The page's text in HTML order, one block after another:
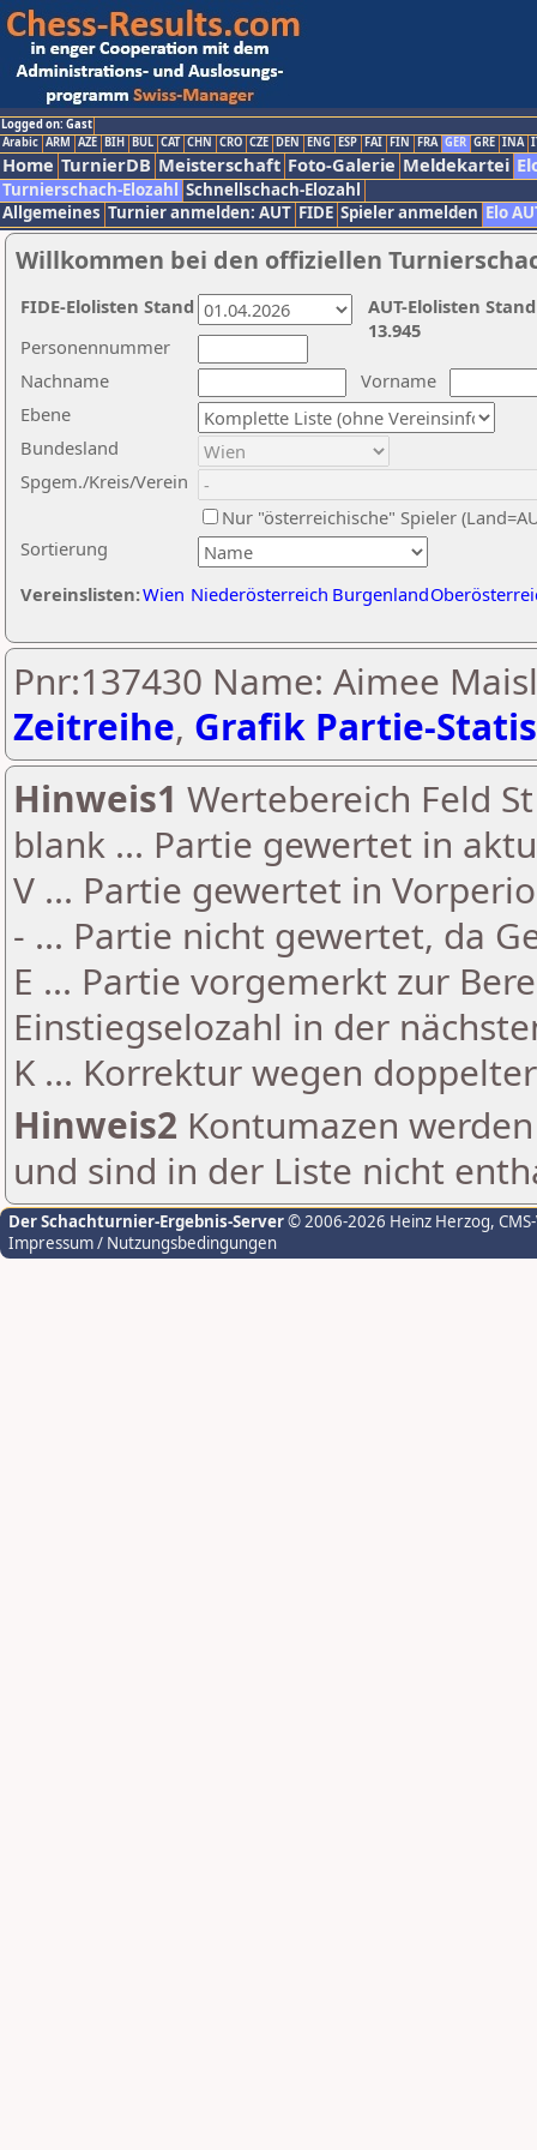
Logged on: Gast
Arabic ARM AZE BIH BUL CAT CHN CRO CZE DEN ENG ESP FAI FIN FRA GER GRE INA
Home TurnierDB Meisterschaft Foto-Galerie Meldekartei
Turnierschach-Elozahl Schnellschach-Elozahl
Allgemeines Turnier anmelden: AUT FIDE Spieler anmelden Elo
Willkommen bei den offiziellen
Nachname
Vorname
Ebene
Sortierung
Personennummer
Bundesland
Spgem./Kreis/Verein
Nur "österreichische" Spieler
Vereinslisten:Wien Niederösterreich Burgenland
AUT-Elolisten
13.945
FIDE-Elolisten Stand
Pnr:137430 Name: Aimee
Zeitreihe, Grafik Partie-
Hinweis1 Wertebereich Feld
blank ... Partie gewertet in
V ... Partie gewertet in
- ... Partie nicht gewertet, da
E ... Partie vorgemerkt zur
Einstiegselozahl in der
K ... Korrektur wegen
Hinweis2 Kontumazen
und sind in der Liste nicht
Der Schachturnier-Ergebnis-Server© 2006-2026 Heinz Herzog,
Impressum / Nutzungsbedingungen